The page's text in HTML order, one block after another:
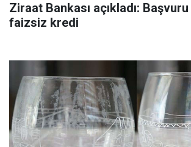
Ziraat Bankası açıkladı:
faizsiz kredi